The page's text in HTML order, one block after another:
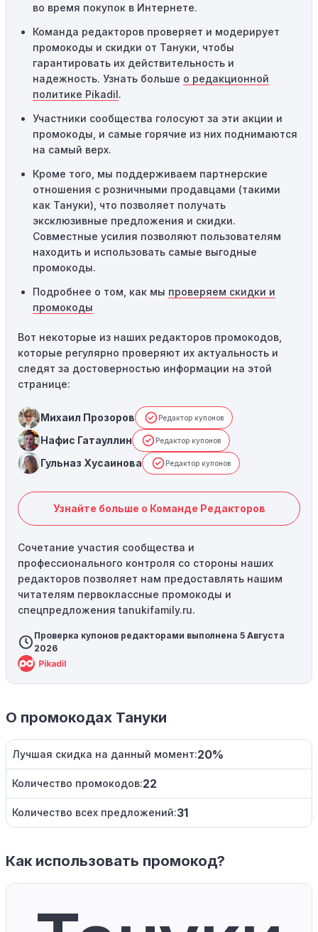
предназначены только для однократного
использования. Если код уже был использован кем-то
другим, он не будет действовать повторно.
Технические сбои:
привести к неработоспособности кодов промокодов. В
таких случаях следует обратиться за помощью в
службу поддержки.
во время покупок в Интернете.
Команда редакторов проверяет и модерирует
промокоды и скидки от Тануки, чтобы
гарантировать их действительность и
надежность. Узнать больше о редакционной
политике Pikadil.
Участники сообщества голосуют за эти акции и
промокоды, и самые горячие из них поднимаются
на самый верх.
Кроме того, мы поддерживаем партнерские
отношения с розничными продавцами (такими
как Тануки), что позволяет получать
эксклюзивные предложения и скидки.
Совместные усилия позволяют пользователям
находить и использовать самые выгодные
промокоды.
Подробнее о том, как мы проверяем скидки и
промокоды
Вот некоторые из наших редакторов промокодов,
которые регулярно проверяют их актуальность и
следят за достоверностью информации на этой
странице:
Михаил Прозоров Редактор купонов
Нафис Гатауллин Редактор купонов
Гульназ Хусаинова Редактор купонов
Узнайте больше о Команде Редакторов
Сочетание участия сообщества и
профессионального контроля со стороны наших
редакторов позволяет нам предоставлять нашим
читателям первоклассные промокоды и
спецпредложения tanukifamily.ru.
Проверка купонов редакторами выполнена 5 Августа
2026
О промокодах Тануки
Лучшая скидка на данный момент:20%
Количество промокодов:22
Количество всех предложений:31
Как использовать промокод?